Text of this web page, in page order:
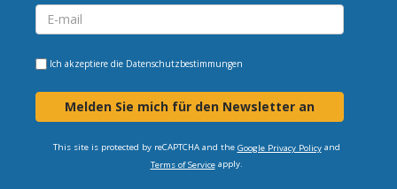
Ich akzeptiere die Datenschutzbestimmungen
Melden Sie mich für den Newsletter an
This site is protected by reCAPTCHA and the Google Privacy Policyand
Terms of Serviceapply.